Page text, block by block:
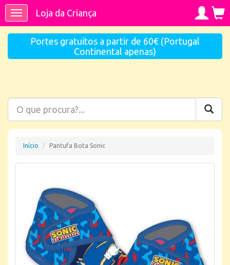
ToggleLoja da Criança
Portes gratuitos a partir de 60€ (Portugal
Continental apenas)
Início Pantufa Bota Sonic